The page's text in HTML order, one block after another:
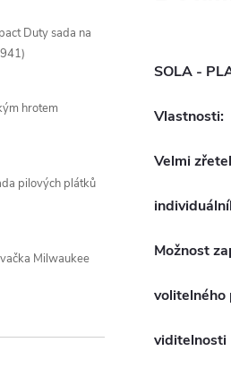
Duty sada na
hrotem
pilových plátků
Milwaukee
SOLA -
Vlastnosti:
Velmi
Možnost
volitelného
viditelnosti